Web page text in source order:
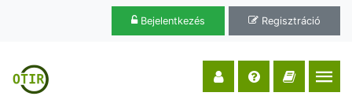
Bejelentkezés Regisztráció